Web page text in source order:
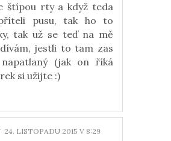
štípou rty a když teda
pusu, tak ho to
tak už se teď na mě
jestli to tam zas
(jak on říká
si užijte :)
24. LISTOPADU 2015 V 8:29